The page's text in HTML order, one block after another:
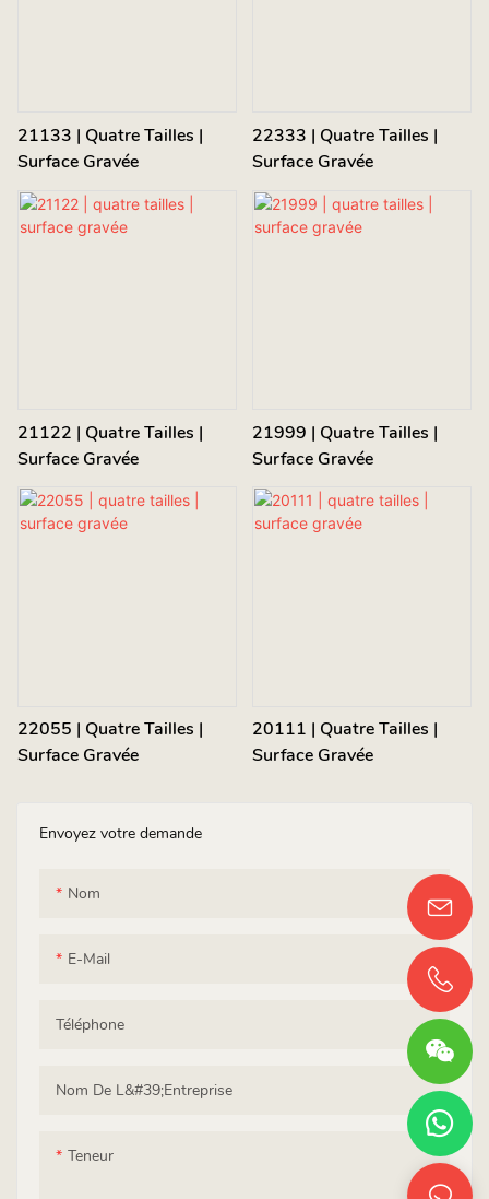
Envoyez votre demande
Nom
E-Mail
Téléphone
Nom De L&#39;entreprise
Teneur
21133 | Quatre Tailles |
Surface Gravée
22333 | Quatre Tailles |
Surface Gravée
21122 | Quatre Tailles |
Surface Gravée
21999 | Quatre Tailles |
Surface Gravée
22055 | Quatre Tailles |
Surface Gravée
20111 | Quatre Tailles |
Surface Gravée